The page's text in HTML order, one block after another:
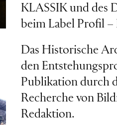
KLASSIK und des
beim Label Profil
Das Historische
den
Publikation durch
Recherche von
Redaktion.